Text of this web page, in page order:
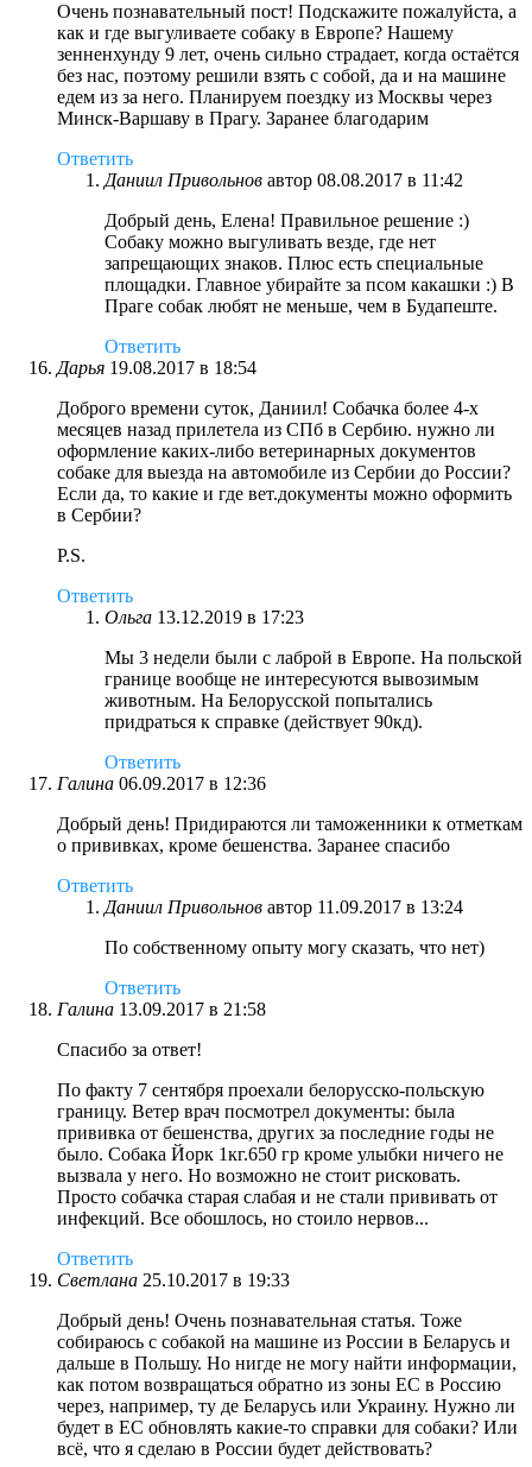
Очень познавательный пост! Подскажите пожалуйста, а
как и где выгуливаете собаку в Европе? Нашему
зенненхунду 9 лет, очень сильно страдает, когда остаётся
без нас, поэтому решили взять с собой, да и на машине
едем из за него. Планируем поездку из Москвы через
Минск-Варшаву в Прагу. Заранее благодарим
Ответить
Даниил Привольнов автор 08.08.2017 в 11:42
Добрый день, Елена! Правильное решение :)
Собаку можно выгуливать везде, где нет
запрещающих знаков. Плюс есть специальные
площадки. Главное убирайте за псом какашки :) В
Праге собак любят не меньше, чем в Будапеште.
Ответить
Дарья 19.08.2017 в 18:54
Доброго времени суток, Даниил! Собачка более 4-х
месяцев назад прилетела из СПб в Сербию. нужно ли
оформление каких-либо ветеринарных документов
собаке для выезда на автомобиле из Сербии до России?
Если да, то какие и где вет.документы можно оформить
в Сербии?
P.S.
Ответить
Ольга 13.12.2019 в 17:23
Мы 3 недели были с лаброй в Европе. На польской
границе вообще не интересуются вывозимым
животным. На Белорусской попытались
придраться к справке (действует 90кд).
Ответить
Галина 06.09.2017 в 12:36
Добрый день! Придираются ли таможенники к отметкам
о прививках, кроме бешенства. Заранее спасибо
Ответить
Даниил Привольнов автор 11.09.2017 в 13:24
По собственному опыту могу сказать, что нет)
Ответить
Галина 13.09.2017 в 21:58
Спасибо за ответ!
По факту 7 сентября проехали белорусско-польскую
границу. Ветер врач посмотрел документы: была
прививка от бешенства, других за последние годы не
было. Собака Йорк 1кг.650 гр кроме улыбки ничего не
вызвала у него. Но возможно не стоит рисковать.
Просто собачка старая слабая и не стали прививать от
инфекций. Все обошлось, но стоило нервов...
Ответить
Светлана 25.10.2017 в 19:33
Добрый день! Очень познавательная статья. Тоже
собираюсь с собакой на машине из России в Беларусь и
дальше в Польшу. Но нигде не могу найти информации,
как потом возвращаться обратно из зоны ЕС в Россию
через, например, ту де Беларусь или Украину. Нужно ли
будет в ЕС обновлять какие-то справки для собаки? Или
всё, что я сделаю в России будет действовать?